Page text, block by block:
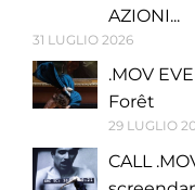
AZIONI...
31 LUGLIO 2026
.MOV
Forêt
29 LUGLIO
CALL